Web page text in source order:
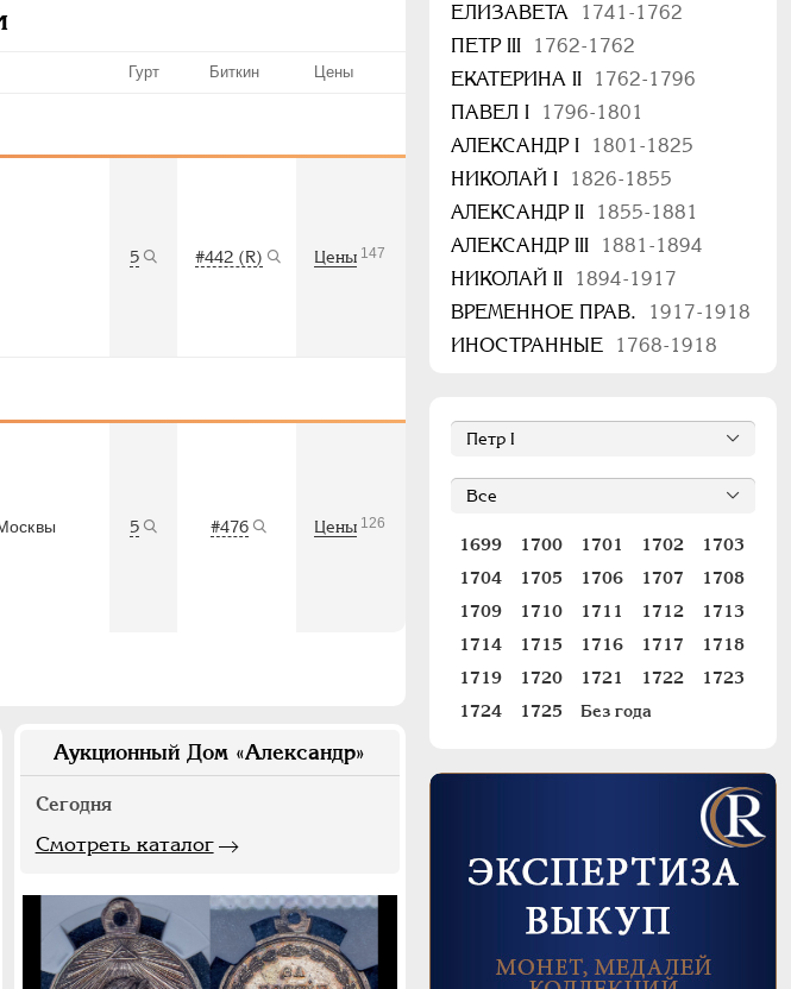
Гурт Биткин Цены
5 #442 (R) Цены 147
5 #476 Цены 126
Аукционный Дом «Александр»
Сегодня
Смотреть каталог
ЕЛИЗАВЕТА
1741-1762
ПЕТР III
1762-1762
ЕКАТЕРИНА II
1762-1796
ПАВЕЛ I
1796-1801
АЛЕКСАНДР I
1801-1825
НИКОЛАЙ I
1826-1855
АЛЕКСАНДР II
1855-1881
АЛЕКСАНДР III
1881-1894
НИКОЛАЙ II
1894-1917
ВРЕМЕННОЕ ПРАВ.
1917-1918
ИНОСТРАННЫЕ
1768-1918
1699 1700 1701 1702
1703
1704
1705 1706 1707
1708
1709
1710 1711 1712
1713
1714
1715 1716 1717
1718
1719
1720 1721 1722
1723
1724
1725 Без года